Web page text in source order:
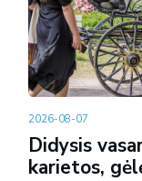
2026-08-07
Didysis
karietos,